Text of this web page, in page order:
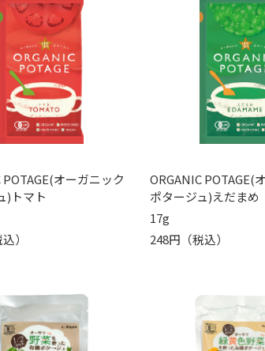
POTAGE(オーガニック
)トマト
）
ORGANIC POTAGE(
ポタージュ)えだまめ
17g
248円（税込）